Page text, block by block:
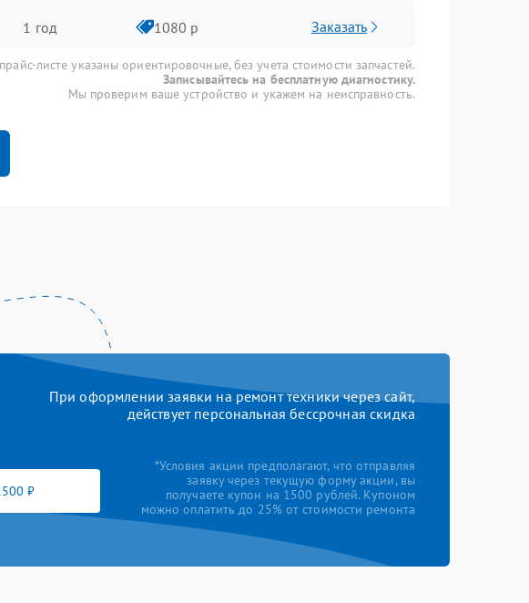
1 год 1080 р Заказать
листе указаны ориентировочные, без учета стоимости запчастей.
Записывайтесь на бесплатную диагностику.
Мы проверим ваше устройство и укажем на неисправность.
При оформлении заявки на ремонт техники через сайт,
действует персональная бессрочная скидка
₽
*Условия акции предполагают, что отправляя
заявку через текущую форму акции, вы
получаете купон на 1500 рублей. Купоном
можно оплатить до 25% от стоимости ремонта